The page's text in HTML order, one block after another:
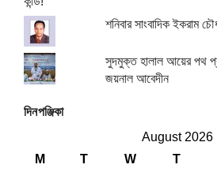
শনিবার সাংবাদিক ইকরাম
সুদমুক্ত হালাল আয়ের পথ
জয়নাল আবেদীন
দিনপঞ্জিকা
August 2026
M
T W T